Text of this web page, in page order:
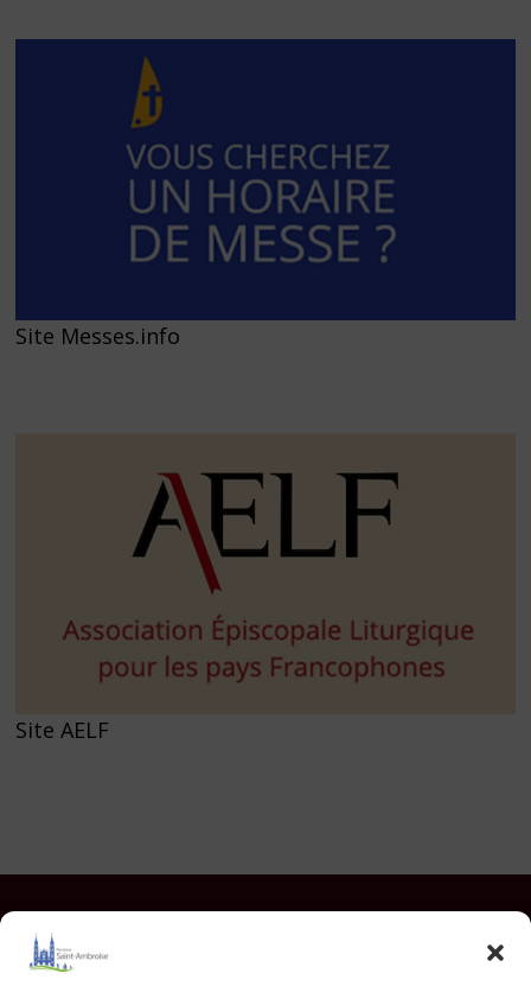
Site Messes.info
Site AELF